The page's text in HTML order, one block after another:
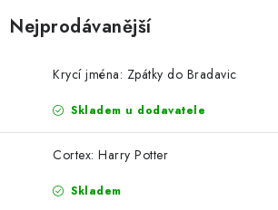
ZÁJMOVÉ ORGANIZACE
ZÁKLADNÍ A MATEŘSKÉ ŠKOLY, STŘEDNÍ
Věrnostní program Staň se bohémem!
Nejprodávanější
Krycí jména: Zpátky do Bradavic
Skladem u dodavatele
Cortex: Harry Potter
Skladem